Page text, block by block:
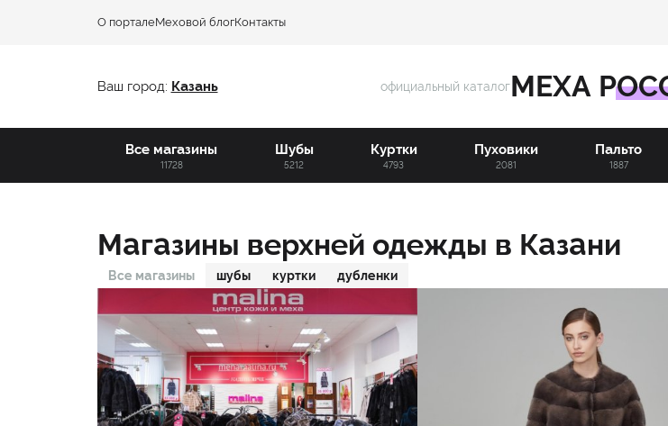
О порталеМеховой блогКонтакты
Ваш город: Казань официальный каталогМЕХА
Все магазины
11728
Шубы
5212
Куртки
4793
Пуховики
2081
Пальто
1887
Магазины верхней одежды в Казани
Все магазины шубы куртки дубленки